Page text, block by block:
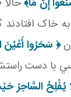
إِنَّ مَا﴾
خاک
﴿ سَحَرُوا أَعْيُنَ
با دست
يُفْلِحُ السَّاحِرُ